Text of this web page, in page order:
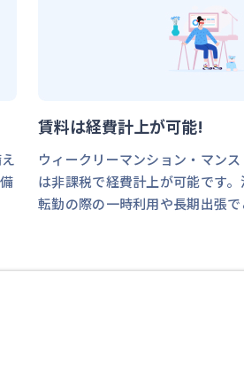
賃料は経費計上が可能!
ウィークリーマンション・マン
は非課税で経費計上が可能です
転勤の際の一時利用や長期出張で